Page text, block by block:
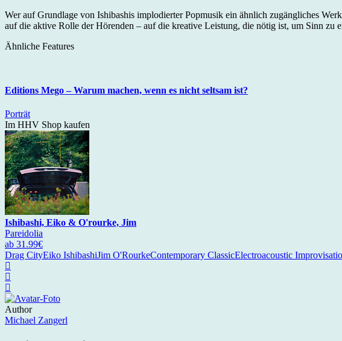
Wer auf Grundlage von Ishibashis implodierter Popmusik ein ähnlich zugängliches
auf die aktive Rolle der Hörenden – auf die kreative Leistung, die nötig ist, um Sinn zu
Ähnliche Features
Editions Mego – Warum machen, wenn es nicht seltsam ist?
Porträt
Im HHV Shop kaufen
Ishibashi, Eiko & O'rourke, Jim
Pareidolia
ab 31.99€
Drag CityEiko IshibashiJim O'RourkeContemporary ClassicElectroacoustic
Author
Michael Zangerl